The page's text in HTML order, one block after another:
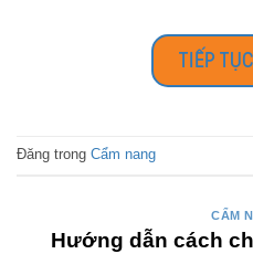
TIẾP
Đăng trong Cẩm nang
CẨM
Hướng dẫn cách